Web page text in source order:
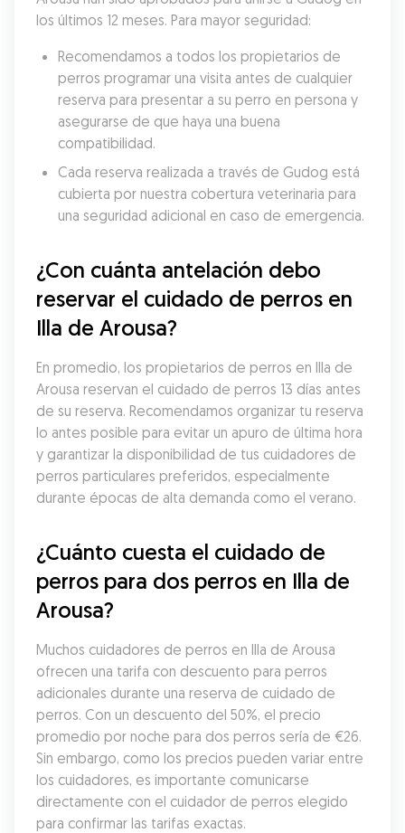
los últimos 12 meses. Para mayor seguridad:
Recomendamos a todos los propietarios de
perros programar una visita antes de cualquier
reserva para presentar a su perro en persona y
asegurarse de que haya una buena
compatibilidad.
Cada reserva realizada a través de Gudog está
cubierta por nuestra cobertura veterinaria para
una seguridad adicional en caso de emergencia.
¿Con cuánta antelación debo
reservar el cuidado de perros en
Illa de Arousa?
En promedio, los propietarios de perros en Illa de
Arousa reservan el cuidado de perros 13 días antes
de su reserva. Recomendamos organizar tu reserva
lo antes posible para evitar un apuro de última hora
y garantizar la disponibilidad de tus cuidadores de
perros particulares preferidos, especialmente
durante épocas de alta demanda como el verano.
¿Cuánto cuesta el cuidado de
perros para dos perros en Illa de
Arousa?
Muchos cuidadores de perros en Illa de Arousa
ofrecen una tarifa con descuento para perros
adicionales durante una reserva de cuidado de
perros. Con un descuento del 50%, el precio
promedio por noche para dos perros sería de €26.
Sin embargo, como los precios pueden variar entre
los cuidadores, es importante comunicarse
directamente con el cuidador de perros elegido
para confirmar las tarifas exactas.